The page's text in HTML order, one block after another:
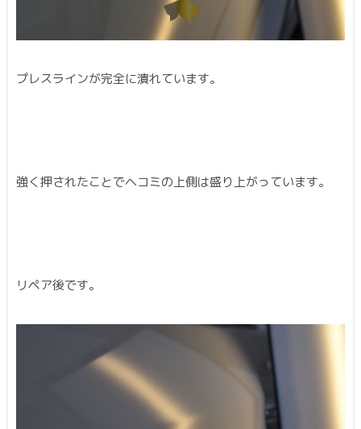
プレスラインが完全に潰れています。
強く押されたことでヘコミの上側は盛り上がっています。
リペア後です。